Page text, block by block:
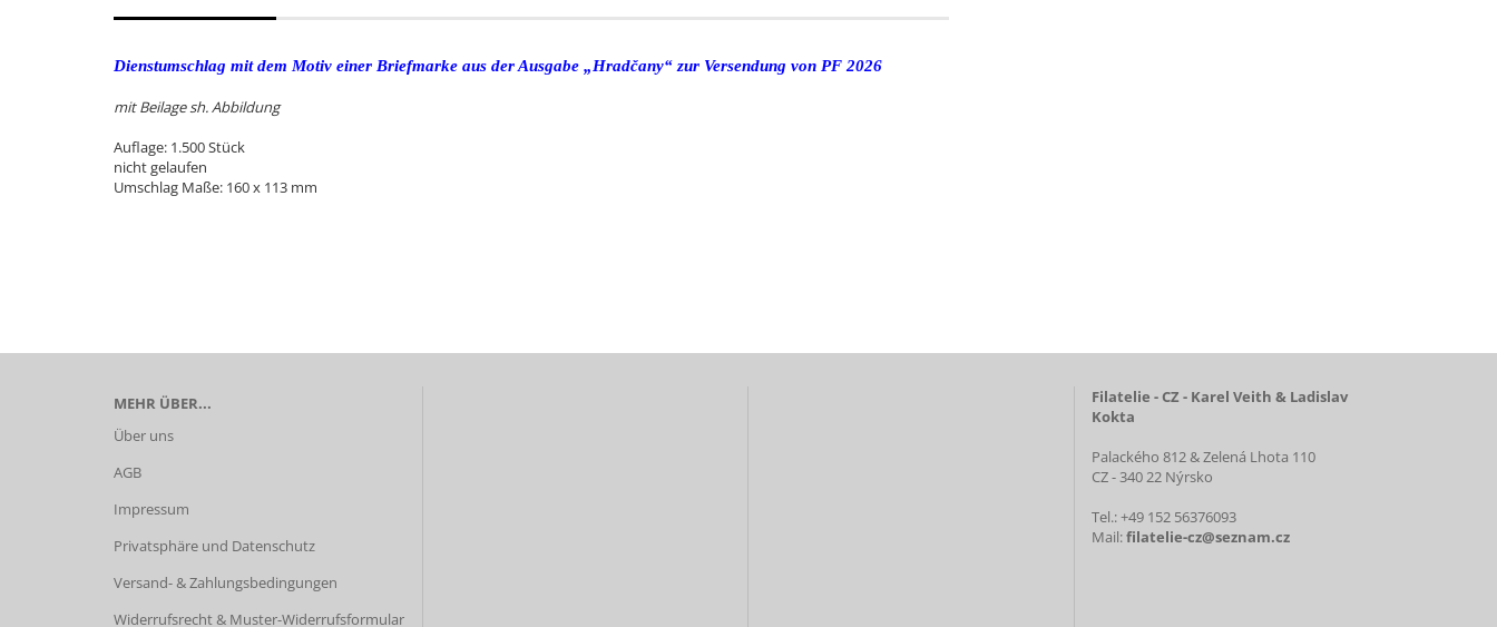
Dienstumschlag mit dem Motiv einer Briefmarke aus der Ausgabe „Hradčany“ zur Versendung von PF 2026
mit Beilage sh. Abbildung
Auflage: 1.500 Stück
nicht gelaufen
Umschlag Maße: 160 x 113 mm
MEHR ÜBER...
Über uns
AGB
Impressum
Privatsphäre und Datenschutz
Versand- & Zahlungsbedingungen
Widerrufsrecht & Muster-Widerrufsformular
Filatelie - CZ - Karel Veith & Ladislav
Kokta
Palackého 812 & Zelená Lhota 110
CZ - 340 22 Nýrsko
Tel.: +49 152 56376093
Mail:filatelie-cz@seznam.cz